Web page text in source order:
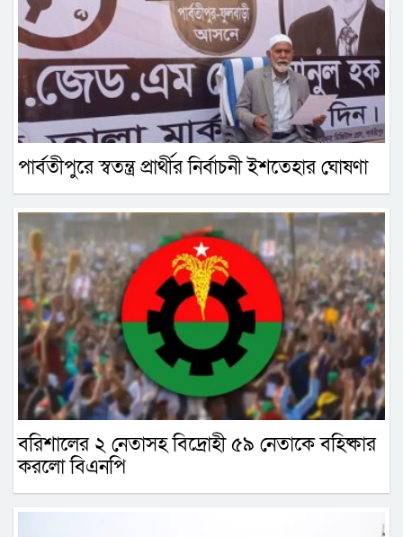
পার্বতীপুরে স্বতন্ত্র প্রার্থীর নির্বাচনী ইশতেহার ঘোষণা
বরিশালের ২ নেতাসহ বিদ্রোহী ৫৯ নেতাকে বহিষ্কার
করলো বিএনপি